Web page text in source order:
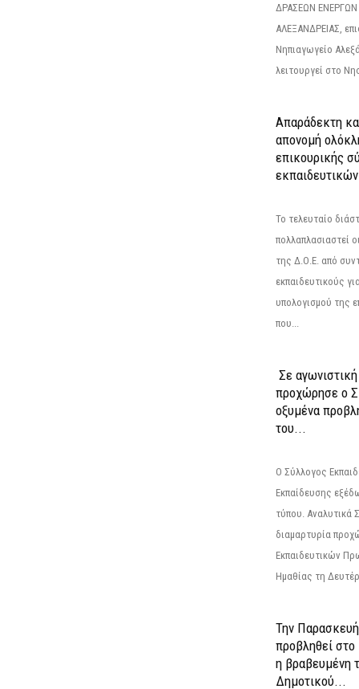
ΔΡΑΣΕΩΝ
ΑΛΕΞΑΝΔΡΕΙΑΣ,
Νηπιαγωγείο
λειτουργεί στο
Απαράδεκτη
απονομή
επικουρικής
εκπαιδευτικών
Το τελευταίο
πολλαπλασιαστεί
της Δ.Ο.Ε. από
εκπαιδευτικούς
υπολογισμού της
που...
Σε
προχώρησε ο
οξυμένα
του...
Ο Σύλλογος
Εκπαίδευσης
τύπου. Αναλυτικά
διαμαρτυρία
Εκπαιδευτικών
Ημαθίας τη
Την
προβληθεί
η βραβευμένη
Δημοτικού...